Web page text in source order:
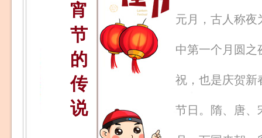
宵
节
的
传
说
元月，古人称
中第一个月圆之
祝，也是庆贺新
节日。隋、唐、